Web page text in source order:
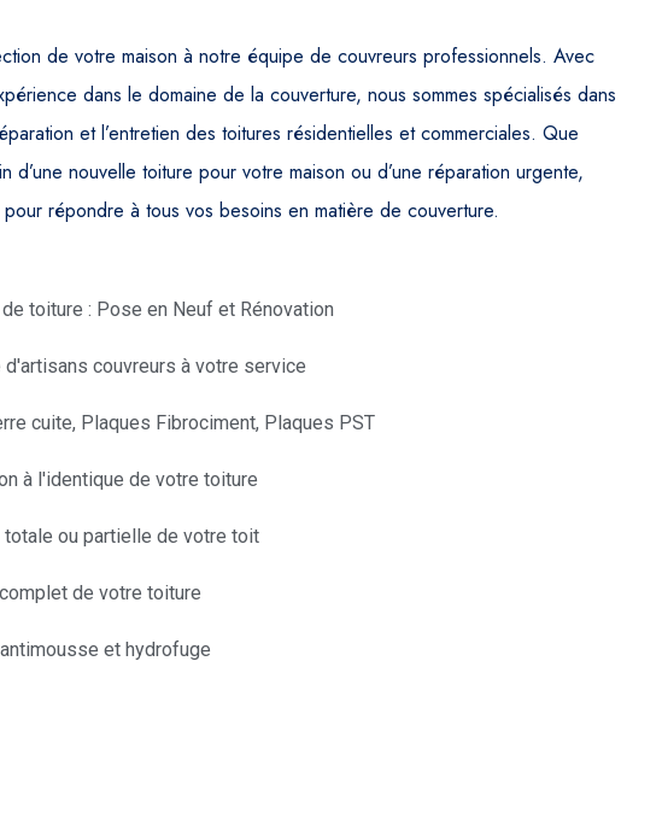
de votre maison à notre équipe de couvreurs professionnels. Avec
dans le domaine de la couverture, nous sommes spécialisés dans
et l’entretien des toitures résidentielles et commerciales. Que
d’une nouvelle toiture pour votre maison ou d’une réparation urgente,
pour répondre à tous vos besoins en matière de couverture.
toiture : Pose en Neuf et Rénovation
d'artisans couvreurs à votre service
cuite, Plaques Fibrociment, Plaques PST
à l'identique de votre toiture
totale ou partielle de votre toit
de votre toiture
et hydrofuge